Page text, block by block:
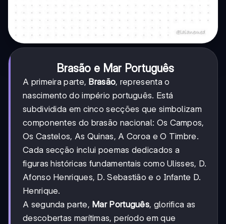
Brasão e Mar Português
A primeira parte, Brasão, representa o
nascimento do império português. Está
subdividida em cinco secções que simbolizam
componentes do brasão nacional: Os Campos,
Os Castelos, As Quinas, A Coroa e O Timbre.
Cada secção inclui poemas dedicados a
figuras históricas fundamentais como Ulisses, D.
Afonso Henriques, D. Sebastião e o Infante D.
Henrique.
A segunda parte, Mar Português, glorifica as
descobertas marítimas, período em que